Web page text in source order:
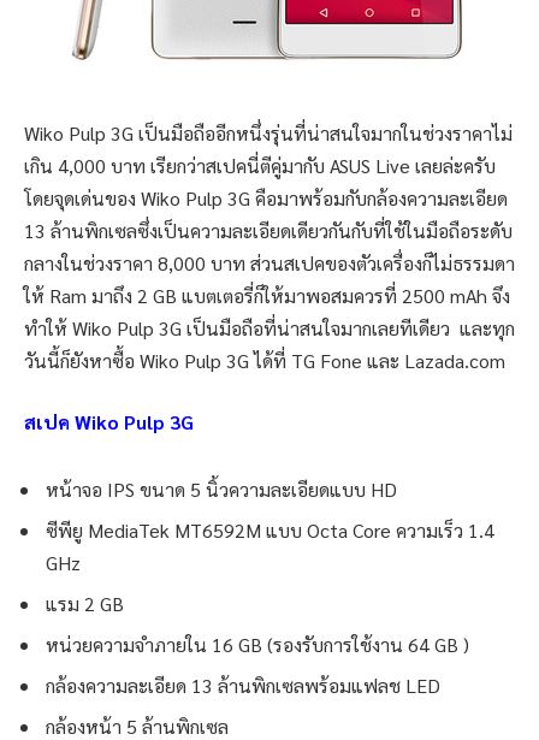
Wiko Pulp 3G เป็นมือถืออีกหนึ่งรุ่นที่น่าสนใจมากในช่วงราคาไม่
เกิน 4,000 บาท เรียกว่าสเปคนี่ตีคู่มากับ ASUS Live เลยล่ะครับ
โดยจุดเด่นของ Wiko Pulp 3G คือมาพร้อมกับกล้องความละเอียด
13 ล้านพิกเซลซึ่งเป็นความละเอียดเดียวกันกับที่ใช้ในมือถือระดับ
กลางในช่วงราคา 8,000 บาท ส่วนสเปคของตัวเครื่องก็ไม่ธรรมดา
ให้ Ram มาถึง 2 GB แบตเตอรี่ก็ให้มาพอสมควรที่ 2500 mAh จึง
ทำให้ Wiko Pulp 3G เป็นมือถือที่น่าสนใจมากเลยทีเดียว และทุก
วันนี้ก็ยังหาซื้อ Wiko Pulp 3G ได้ที่ TG Fone และ Lazada.com
สเปค Wiko Pulp 3G
หน้าจอ IPS ขนาด 5 นิ้วความละเอียดแบบ HD
ซีพียู MediaTek MT6592M แบบ Octa Core ความเร็ว 1.4
GHz
แรม 2 GB
หน่วยความจำภายใน 16 GB (รองรับการใช้งาน 64 GB )
กล้องความละเอียด 13 ล้านพิกเซลพร้อมแฟลช LED
กล้องหน้า 5 ล้านพิกเซล